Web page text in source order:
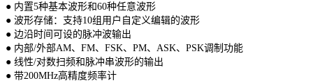
● 内置5种基本波形和60种任意波形
● 波形存储：支持10组用户自定义编辑的波形
● 边沿时间可设的脉冲波输出
● 内部/外部AM、FM、FSK、PM、ASK、PSK调制功能
● 线性/对数扫频和脉冲串波形的输出
● 带200MHz高精度频率计